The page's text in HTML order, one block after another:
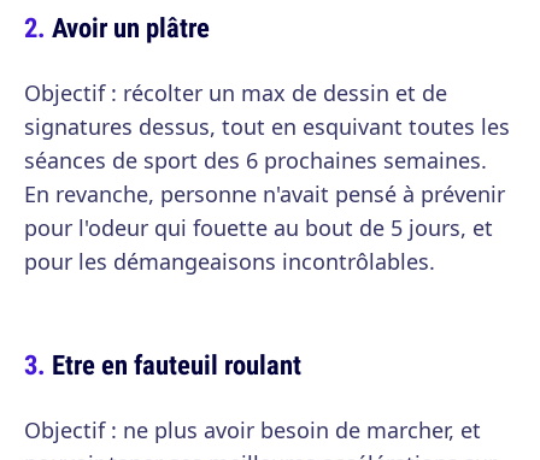
Avoir un plâtre
Objectif : récolter un max de dessin et de
signatures dessus, tout en esquivant toutes les
séances de sport des 6 prochaines semaines.
En revanche, personne n'avait pensé à prévenir
pour l'odeur qui fouette au bout de 5 jours, et
pour les démangeaisons incontrôlables.
Etre en fauteuil roulant
Objectif : ne plus avoir besoin de marcher, et